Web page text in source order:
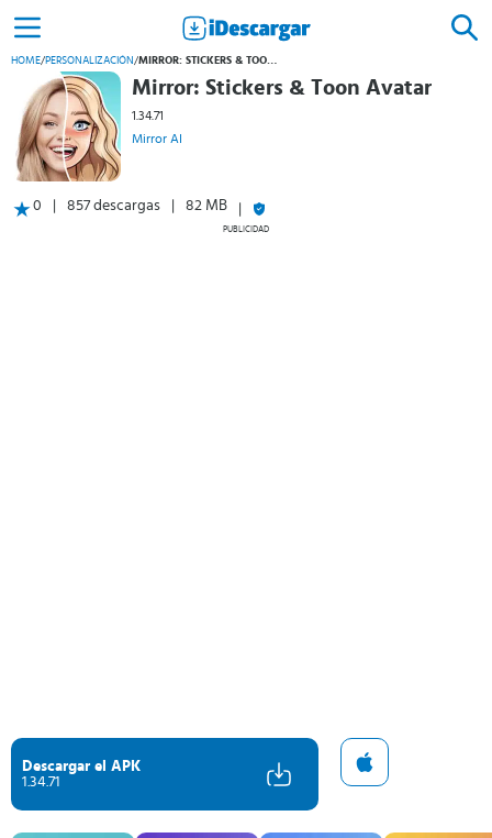
HOME/PERSONALIZACIÓN/ MIRROR: STICKERS & TOON AVATAR
Mirror: Stickers & Toon Avatar
1.34.71
Mirror AI
0 857 descargas 82 MB
PUBLICIDAD
Descargar el APK
1.34.71